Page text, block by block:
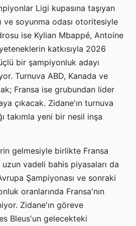
Ligi kupasına taşıyan
ve soyunma odası otoritesiyle
ise Kylian Mbappé, Antoine
katkısıyla 2026
bir şampiyonluk adayı
Turnuva ABD, Kanada ve
Fransa ise grubundan lider
çıkacak. Zidane'ın turnuva
takımla yeni bir nesil inşa
gelmesiyle birlikte Fransa
uzun vadeli bahis piyasaları da
Şampiyonası ve sonraki
oranlarında Fransa'nın
Zidane'ın göreve
Bleus'un gelecekteki